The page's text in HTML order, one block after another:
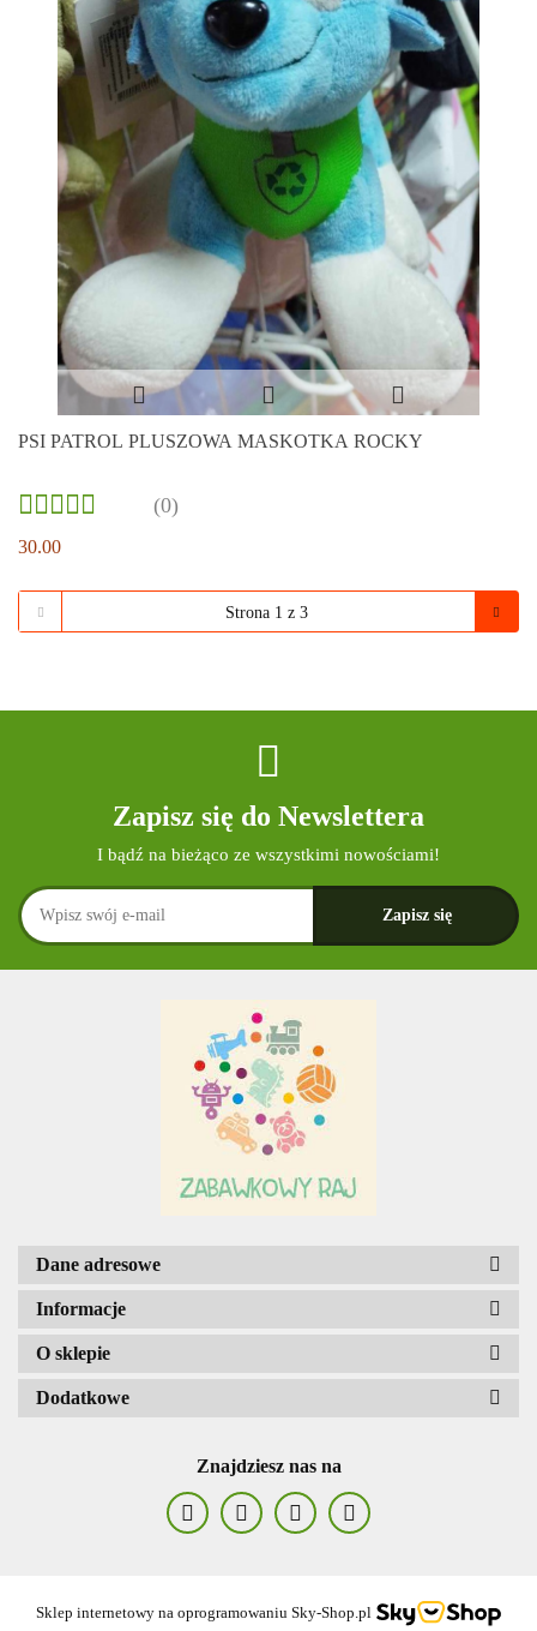
PSI PATROL PLUSZOWA MASKOTKA ROCKY
(0)
30.00
Zapisz się do Newslettera
I bądź na bieżąco ze wszystkimi nowościami!
Dane adresowe
Informacje
O sklepie
Dodatkowe
Znajdziesz nas na
Sklep internetowy na oprogramowaniu Sky-Shop.pl